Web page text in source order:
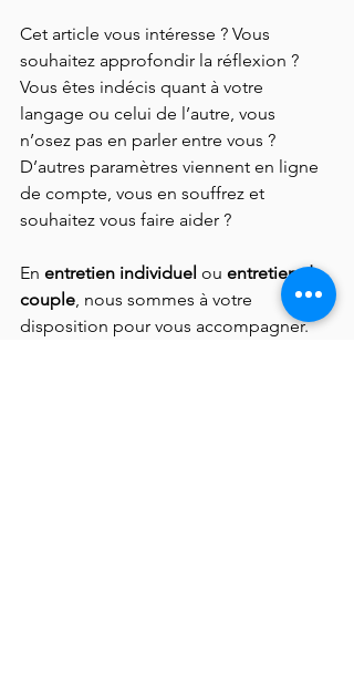
Cet article vous intéresse ? Vous
souhaitez approfondir la réflexion ?
Vous êtes indécis quant à votre
langage ou celui de l’autre, vous
n’osez pas en parler entre vous ?
D’autres paramètres viennent en ligne
de compte, vous en souffrez et
souhaitez vous faire aider ?
En entretien individuel ou entretien de
couple, nous sommes à votre
disposition pour vous accompagner.